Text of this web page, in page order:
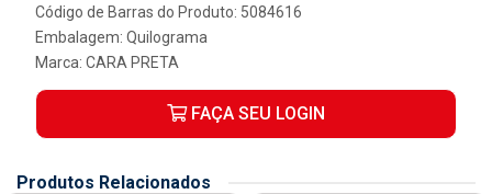
Código de Barras do Produto: 5084616
Embalagem: Quilograma
Marca: CARA PRETA
FAÇA SEU LOGIN
Produtos Relacionados